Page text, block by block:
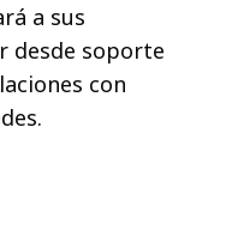
a sus
desde soporte
con